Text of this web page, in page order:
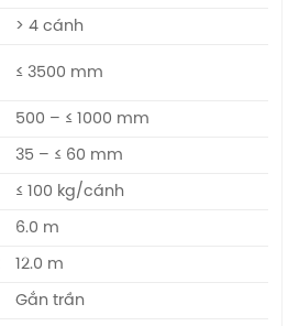
> 4 cánh
≤ 3500 mm
500 – ≤ 1000 mm
35 – ≤ 60 mm
≤ 100 kg/cánh
6.0 m
12.0 m
Gắn trần